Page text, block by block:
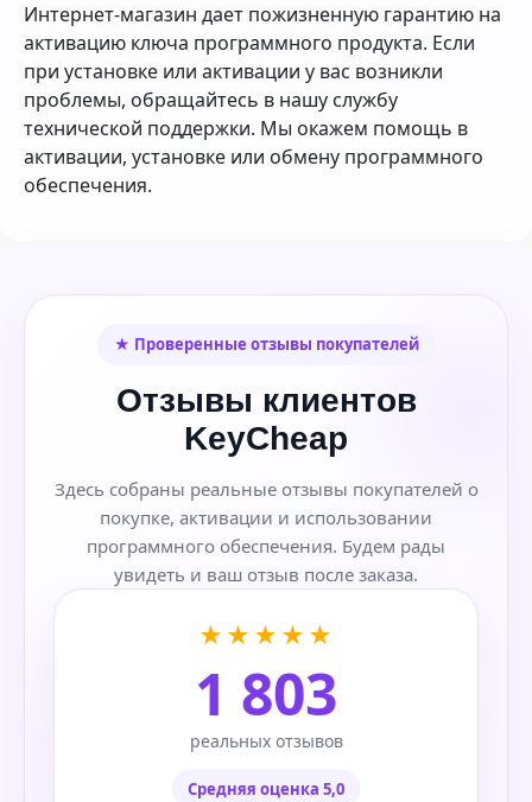
Интернет-магазин дает пожизненную гарантию на
активацию ключа программного продукта. Если
при установке или активации у вас возникли
проблемы, обращайтесь в нашу службу
технической поддержки. Мы окажем помощь в
активации, установке или обмену программного
обеспечения.
★ Проверенные отзывы покупателей
Отзывы клиентов
KeyCheap
Здесь собраны реальные отзывы покупателей о
покупке, активации и использовании
программного обеспечения. Будем рады
увидеть и ваш отзыв после заказа.
★★★★★
1 803
реальных отзывов
Средняя оценка 5,0